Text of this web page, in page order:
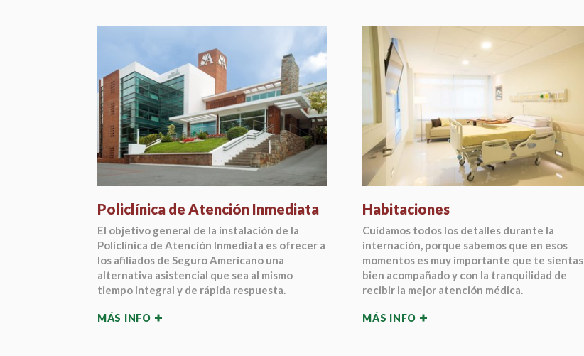
Policlínica de Atención Inmediata
El objetivo general de la instalación de la
Policlínica de Atención Inmediata es ofrecer a
los afiliados de Seguro Americano una
alternativa asistencial que sea al mismo
tiempo integral y de rápida respuesta.
MÁS INFO
Habitaciones
Cuidamos todos los detalles durante la
internación, porque sabemos que en esos
momentos es muy importante que te sientas
bien acompañado y con la tranquilidad de
recibir la mejor atención médica.
MÁS INFO